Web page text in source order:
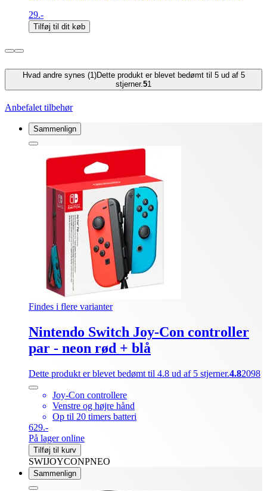
29.-
Tilføj til dit køb
Hvad andre synes (1)Dette produkt er blevet bedømt til 5 ud af 5
stjerner.51
Anbefalet tilbehør
Sammenlign
Findes i flere varianter
Nintendo Switch Joy-Con controller
par - neon rød + blå
Dette produkt er blevet bedømt til 4.8 ud af 5 stjerner.4.82098
Joy-Con controllere
Venstre og højre hånd
Op til 20 timers batteri
629.-
På lager online
Tilføj til kurv
SWIJOYCONPNEO
Sammenlign